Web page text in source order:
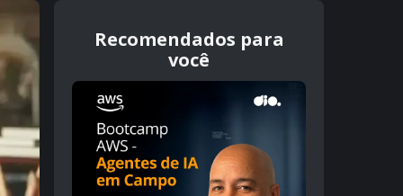
Recomendados para
você